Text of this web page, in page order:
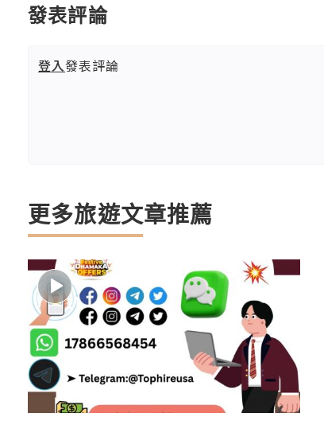
發表評論
登入發表評論
更多旅遊文章推薦